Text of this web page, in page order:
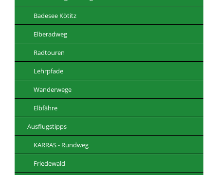
Badesee Kötitz
Elberadweg
Radtouren
Lehrpfade
Wanderwege
Elbfähre
Ausflugstipps
KARRAS - Rundweg
Friedewald